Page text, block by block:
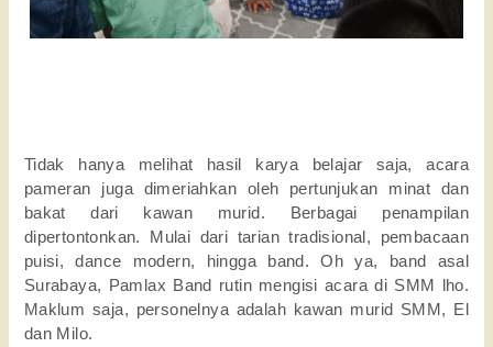
Tidak hanya melihat hasil karya belajar saja, acara
pameran juga dimeriahkan oleh pertunjukan minat dan
bakat dari kawan murid. Berbagai penampilan
dipertontonkan. Mulai dari tarian tradisional, pembacaan
puisi, dance modern, hingga band. Oh ya, band asal
Surabaya, Pamlax Band rutin mengisi acara di SMM lho.
Maklum saja, personelnya adalah kawan murid SMM, El
dan Milo.